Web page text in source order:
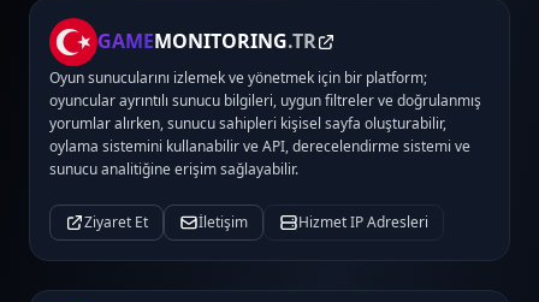
GAMEMONITORING.TR
Oyun sunucularını izlemek ve yönetmek için bir platform;
oyuncular ayrıntılı sunucu bilgileri, uygun filtreler ve doğrulanmış
yorumlar alırken, sunucu sahipleri kişisel sayfa oluşturabilir,
oylama sistemini kullanabilir ve API, derecelendirme sistemi ve
sunucu analitiğine erişim sağlayabilir.
Ziyaret Et İletişim Hizmet IP Adresleri